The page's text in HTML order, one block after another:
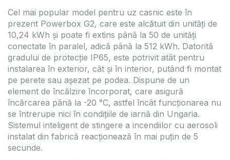
Cel mai popular model pentru uz casnic este în
prezent Powerbox G2, care este alcătuit din unități de
10,24 kWh și poate fi extins până la 50 de unități
conectate în paralel, adică până la 512 kWh. Datorită
gradului de protecție IP65, este potrivit atât pentru
instalarea în exterior, cât și în interior, putând fi montat
pe perete sau așezat pe podea. Dispune de un
element de încălzire încorporat, care asigură
încărcarea până la -20 °C, astfel încât funcționarea nu
se întrerupe nici în condițiile de iarnă din Ungaria.
Sistemul inteligent de stingere a incendiilor cu aerosoli
instalat din fabrică reacționează în mai puțin de 5
secunde.